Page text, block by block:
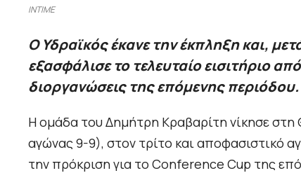
INTIME
Ο Υδραϊκός έκανε την έκπληξη και,
εξασφάλισε το τελευταίο εισιτήριο
διοργανώσεις της επόμενης περιόδου.
Η ομάδα του Δημήτρη Κραβαρίτη νίκησε στη
αγώνας 9-9), στον τρίτο και αποφασιστικό
την πρόκριση για το Conference Cup της